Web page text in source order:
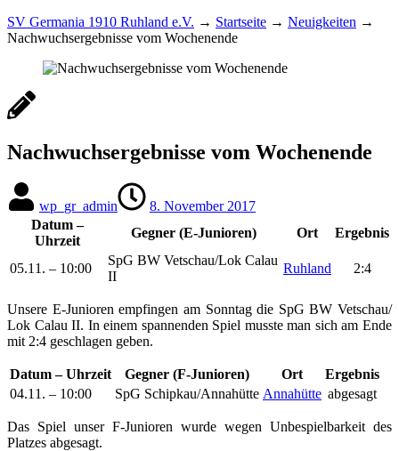
SV Germania 1910 Ruhland e.V. → Startseite → Neuigkeiten →
Nachwuchsergebnisse vom Wochenende
Nachwuchsergebnisse vom Wochenende
wp_gr_admin
8. November 2017
Datum –
Uhrzeit
Gegner (E-Junioren) Ort Ergebnis
05.11. – 10:00
SpG BW Vetschau/​Lok Calau
II
Ruhland 2:4
Unsere E-Junioren empfingen am Sonntag die SpG BW Vetschau/​
Lok Calau II. In einem spannenden Spiel musste man sich am Ende
mit 2:4 geschlagen geben.
Datum – Uhrzeit Gegner (F-Junioren) Ort
Ergebnis
04.11. – 10:00
SpG Schipkau/​Annahütte Annahütte abgesagt
Das Spiel unser F-Junioren wurde wegen Unbespielbarkeit des
Platzes abgesagt.